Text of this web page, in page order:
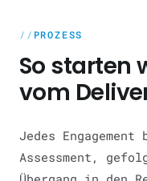
PROZESS
So starten
vom
Jedes
Assessment,